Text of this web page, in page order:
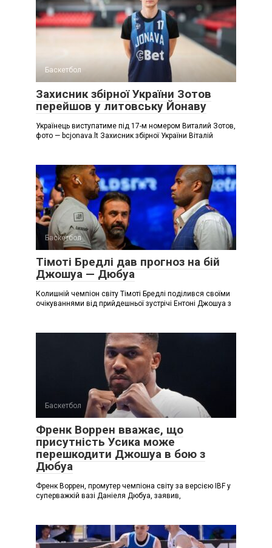
Баскетбол
Захисник збірної України Зотов
перейшов у литовську Йонаву
Українець виступатиме під 17-м номером Виталий Зотов,
фото — bcjonava.lt Захисник збірної України Віталій
Баскетбол
Тімоті Бредлі дав прогноз на бій
Джошуа — Дюбуа
Колишній чемпіон світу Тімоті Бредлі поділився своїми
очікуваннями від прийдешньої зустрічі Ентоні Джошуа з
Баскетбол
Френк Воррен вважає, що
присутність Усика може
перешкодити Джошуа в бою з
Дюбуа
Френк Воррен, промутер чемпіона світу за версією IBF у
суперважкій вазі Даніеля Дюбуа, заявив,